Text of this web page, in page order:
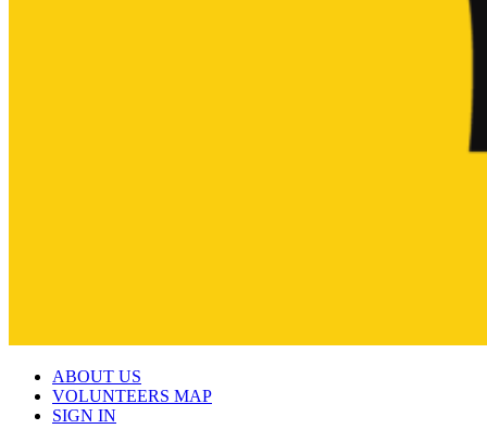
ABOUT US
VOLUNTEERS MAP
SIGN IN